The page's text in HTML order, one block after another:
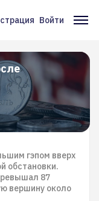
Войти
гэпом вверх
обстановки.
87
вершину около